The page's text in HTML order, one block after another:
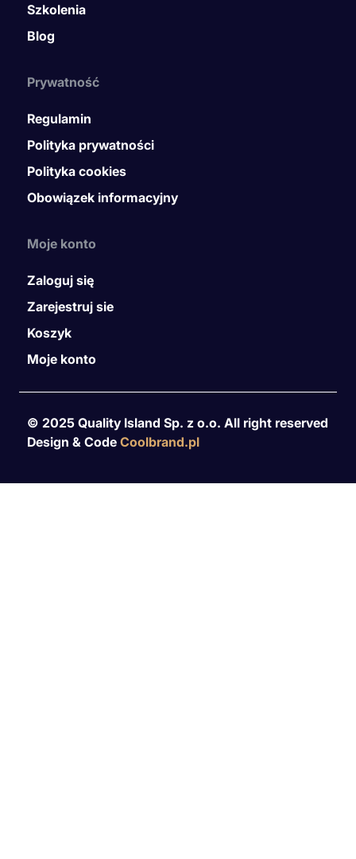
Szkolenia
Blog
Prywatność
Regulamin
Polityka prywatności
Polityka cookies
Obowiązek informacyjny
Moje konto
Zaloguj się
Zarejestruj sie
Koszyk
Moje konto
© 2025 Quality Island Sp. z o.o. All right reserved
Design & Code Coolbrand.pl